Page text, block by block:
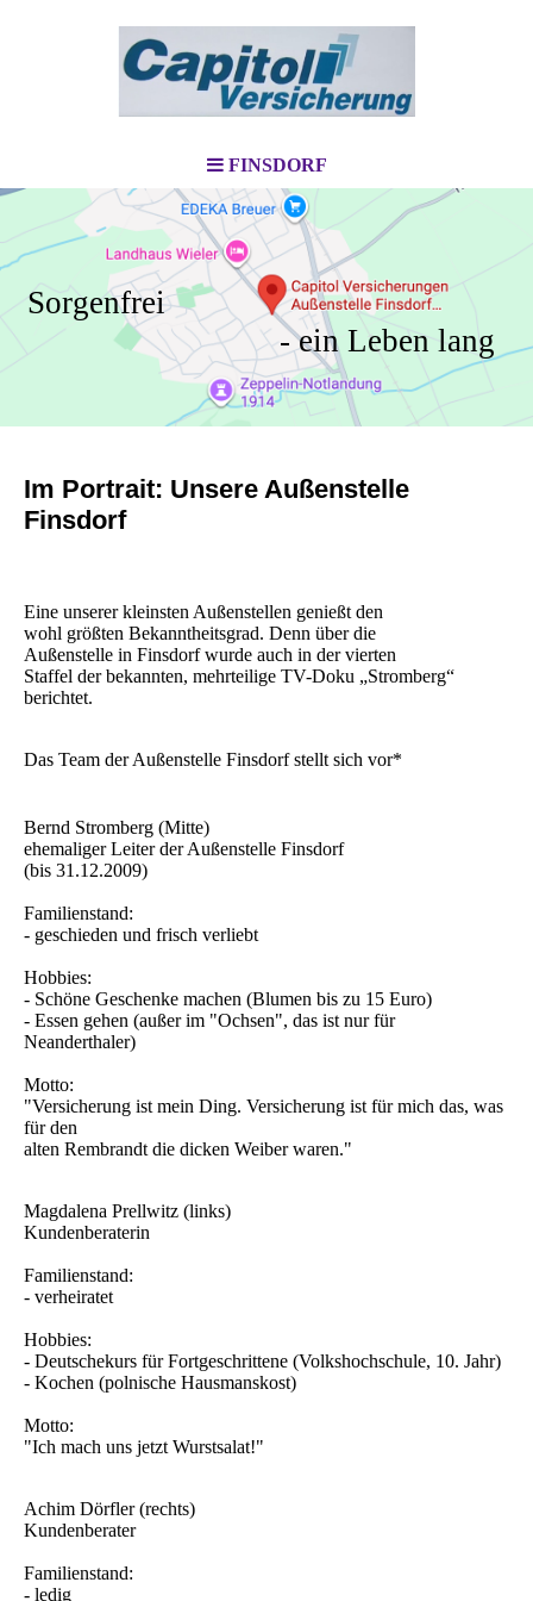
FINSDORF
Sorgenfrei
- ein Leben lang
Im Portrait: Unsere Außenstelle
Finsdorf
Eine unserer kleinsten Außenstellen genießt den
wohl größten Bekanntheitsgrad. Denn über die
Außenstelle in Finsdorf wurde auch in der vierten
Staffel der bekannten, mehrteilige TV-Doku „Stromberg“
berichtet.
Das Team der Außenstelle Finsdorf stellt sich vor*
Bernd Stromberg (Mitte)
ehemaliger Leiter der Außenstelle Finsdorf
(bis 31.12.2009)
Familienstand:
- geschieden und frisch verliebt
Hobbies:
- Schöne Geschenke machen (Blumen bis zu 15 Euro)
- Essen gehen (außer im "Ochsen", das ist nur für
Neanderthaler)
Motto:
"Versicherung ist mein Ding. Versicherung ist für mich das, was
für den
alten Rembrandt die dicken Weiber waren."
Magdalena Prellwitz (links)
Kundenberaterin
Familienstand:
- verheiratet
Hobbies:
- Deutschekurs für Fortgeschrittene (Volkshochschule, 10. Jahr)
- Kochen (polnische Hausmanskost)
Motto:
"Ich mach uns jetzt Wurstsalat!"
Achim Dörfler (rechts)
Kundenberater
Familienstand:
- ledig